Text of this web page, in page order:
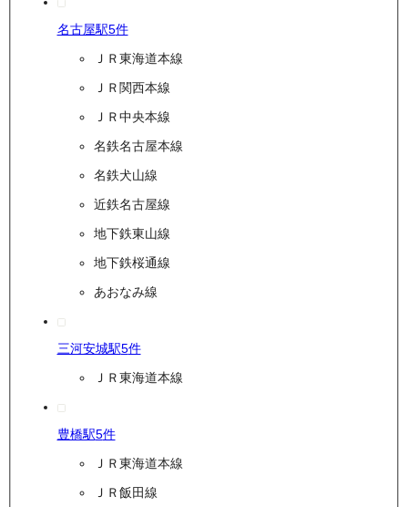
名古屋駅5件
ＪＲ東海道本線
ＪＲ関西本線
ＪＲ中央本線
名鉄名古屋本線
名鉄犬山線
近鉄名古屋線
地下鉄東山線
地下鉄桜通線
あおなみ線
三河安城駅5件
ＪＲ東海道本線
豊橋駅5件
ＪＲ東海道本線
ＪＲ飯田線